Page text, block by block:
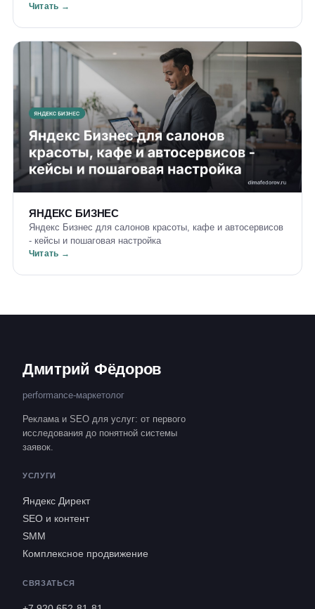
Читать →
ЯНДЕКС БИЗНЕС
Яндекс Бизнес для салонов красоты, кафе и автосервисов
- кейсы и пошаговая настройка
Читать →
Дмитрий Фёдоров
performance-маркетолог
Реклама и SEO для услуг: от первого
исследования до понятной системы
заявок.
УСЛУГИ
Яндекс Директ
SEO и контент
SMM
Комплексное продвижение
СВЯЗАТЬСЯ